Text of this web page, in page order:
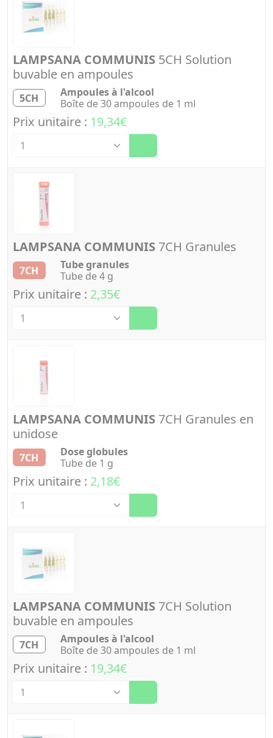
LAMPSANA COMMUNIS 5CH Solution
buvable en ampoules
5CH
Ampoules à l'alcool
Boîte de 30 ampoules de 1 ml
Prix unitaire : 19,34€
LAMPSANA COMMUNIS 7CH Granules
7CH
Tube granules
Tube de 4 g
Prix unitaire : 2,35€
LAMPSANA COMMUNIS 7CH Granules en
unidose
7CH
Dose globules
Tube de 1 g
Prix unitaire : 2,18€
LAMPSANA COMMUNIS 7CH Solution
buvable en ampoules
7CH
Ampoules à l'alcool
Boîte de 30 ampoules de 1 ml
Prix unitaire : 19,34€